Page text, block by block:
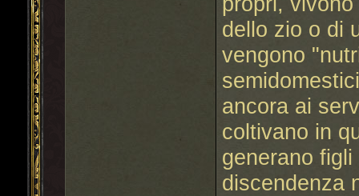
dello zio o di
vengono
ancora ai
coltivano in
generano
discendenza